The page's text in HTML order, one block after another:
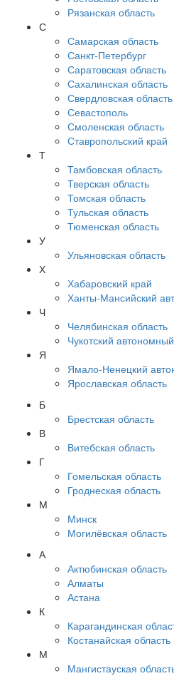
Рязанская область
С
Самарская область
Санкт-Петербург
Саратовская область
Сахалинская область
Свердловская область
Севастополь
Смоленская область
Ставропольский край
Т
Тамбовская область
Тверская область
Томская область
Тульская область
Тюменская область
У
Ульяновская область
Х
Хабаровский край
Ханты-Мансийский
Ч
Челябинская область
Чукотский
Я
Ямало-Ненецкий
Ярославская область
Б
Брестская область
В
Витебская область
Г
Гомельская область
Гроднеская область
М
Минск
Могилёвская область
А
Актюбинская область
Алматы
Астана
К
Карагандинская
Костанайская область
М
Мангистауская